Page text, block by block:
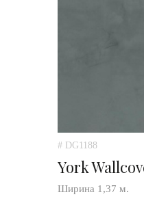
# DG1188
York
Ширина 1,37 м.